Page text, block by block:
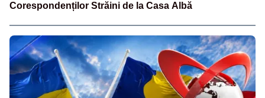
Corespondenților Străini de la Casa Albă